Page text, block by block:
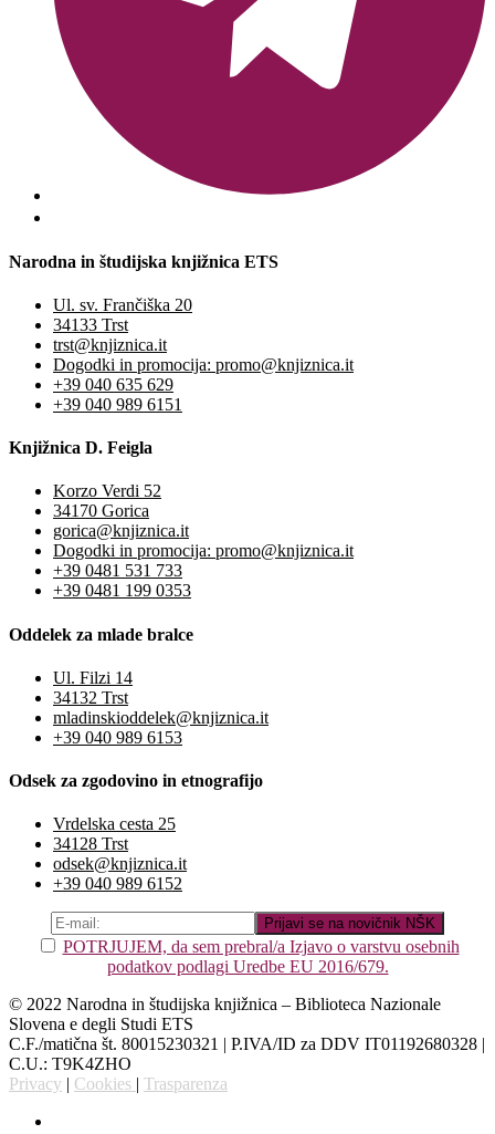
Narodna in študijska knjižnica ETS
Ul. sv. Frančiška 20
34133 Trst
trst@knjiznica.it
Dogodki in promocija: promo@knjiznica.it
+39 040 635 629
+39 040 989 6151
Knjižnica D. Feigla
Korzo Verdi 52
34170 Gorica
gorica@knjiznica.it
Dogodki in promocija: promo@knjiznica.it
+39 0481 531 733
+39 0481 199 0353
Oddelek za mlade bralce
Ul. Filzi 14
34132 Trst
mladinskioddelek@knjiznica.it
+39 040 989 6153
Odsek za zgodovino in etnografijo
Vrdelska cesta 25
34128 Trst
odsek@knjiznica.it
+39 040 989 6152
POTRJUJEM, da sem prebral/a Izjavo o varstvu osebnih
podatkov podlagi Uredbe EU 2016/679.
© 2022 Narodna in študijska knjižnica – Biblioteca Nazionale
Slovena e degli Studi ETS
C.F./matična št. 80015230321 | P.IVA/ID za DDV IT01192680328 |
C.U.: T9K4ZHO
Privacy | Cookies | Trasparenza